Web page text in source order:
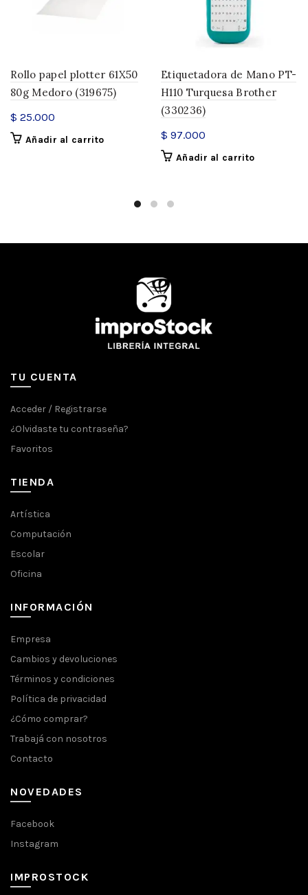
Rollo papel plotter 61X50
80g Medoro (319675)
$ 25.000
Añadir al carrito
Etiquetadora de Mano PT-
H110 Turquesa Brother
(330236)
$ 97.000
Añadir al carrito
TU CUENTA
Acceder / Registrarse
¿Olvidaste tu contraseña?
Favoritos
TIENDA
Artística
Computación
Escolar
Oficina
INFORMACIÓN
Empresa
Cambios y devoluciones
Términos y condiciones
Política de privacidad
¿Cómo comprar?
Trabajá con nosotros
Contacto
NOVEDADES
Facebook
Instagram
IMPROSTOCK